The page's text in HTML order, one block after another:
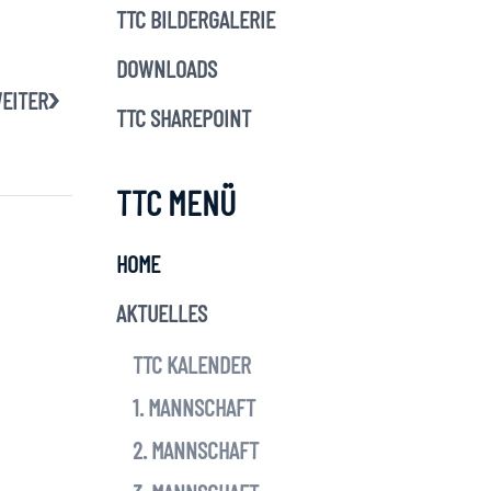
TTC BILDERGALERIE
DOWNLOADS
TTC SHAREPOINT
TTC MENÜ
HOME
AKTUELLES
TTC KALENDER
1. MANNSCHAFT
2. MANNSCHAFT